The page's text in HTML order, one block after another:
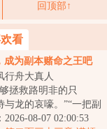
回顶部↑
看
成为副本赌命之王吧
行舟大真人
拯救路明非的只
龙的哀嚎。”“一把副
风间琉璃养生传统派
2026-08-07 02:00:53